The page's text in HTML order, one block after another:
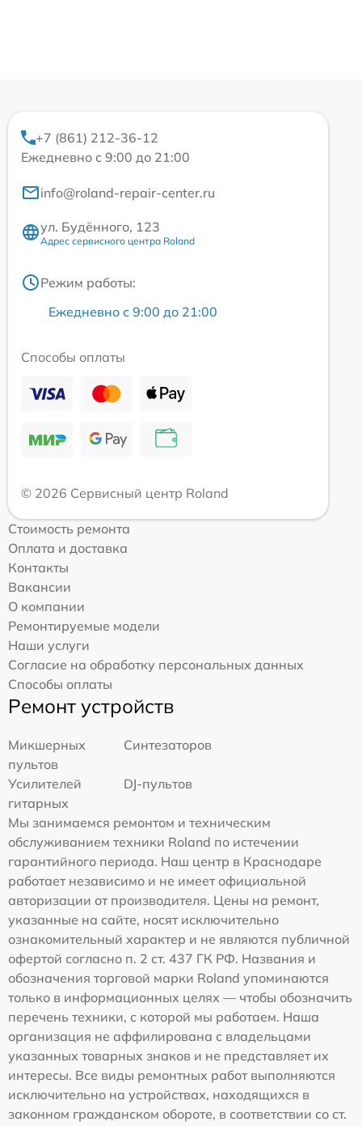
+7 (861) 212-36-12
Ежедневно с 9:00 до 21:00
info@roland-repair-center.ru
ул. Будённого, 123
Адрес сервисного центра Roland
Режим работы:
Ежедневно с 9:00 до 21:00
Способы оплаты
© 2026 Сервисный центр Roland
Стоимость ремонта
Оплата и доставка
Контакты
Вакансии
О компании
Ремонтируемые модели
Наши услуги
Согласие на обработку персональных данных
Способы оплаты
Ремонт устройств
Микшерных
пультов
Синтезаторов
Усилителей
гитарных
DJ-пультов
Мы занимаемся ремонтом и техническим
обслуживанием техники Roland по истечении
гарантийного периода. Наш центр в Краснодаре
работает независимо и не имеет официальной
авторизации от производителя. Цены на ремонт,
указанные на сайте, носят исключительно
ознакомительный характер и не являются публичной
офертой согласно п. 2 ст. 437 ГК РФ. Названия и
обозначения торговой марки Roland упоминаются
только в информационных целях — чтобы обозначить
перечень техники, с которой мы работаем. Наша
организация не аффилирована с владельцами
указанных товарных знаков и не представляет их
интересы. Все виды ремонтных работ выполняются
исключительно на устройствах, находящихся в
законном гражданском обороте, в соответствии со ст.